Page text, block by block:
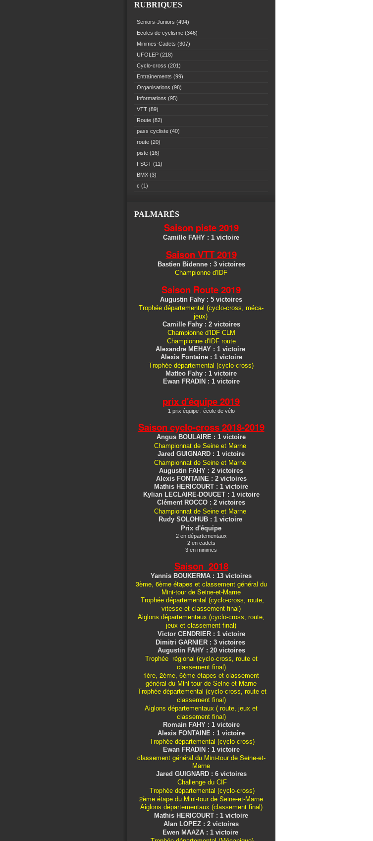
RUBRIQUES
Seniors-Juniors (494)
Ecoles de cyclisme (346)
Minimes-Cadets (307)
UFOLEP (218)
Cyclo-cross (201)
Entraînements (99)
Organisations (98)
Informations (95)
VTT (89)
Route (82)
pass cycliste (40)
route (20)
piste (16)
FSGT (11)
BMX (3)
c (1)
PALMARÈS
Saison piste 2019
Camille FAHY : 1 victoire
Saison VTT 2019
Bastien Bidenne : 3 victoires
Championne d'IDF
Saison Route 2019
Augustin Fahy : 5 victoires
Trophée départemental (cyclo-cross, méca-
jeux)
Camille Fahy : 2 victoires
Championne d'IDF CLM
Championne d'IDF route
Alexandre MEHAY : 1 victoire
Alexis Fontaine : 1 victoire
Trophée départemental (cyclo-cross)
Matteo Fahy : 1 victoire
Ewan FRADIN : 1 victoire
prix d'équipe 2019
1 prix équipe : école de vélo
Saison cyclo-cross2018-2019
Angus BOULAIRE : 1 victoire
Championnat de Seine et Marne
Jared GUIGNARD : 1 victoire
Championnat de Seine et Marne
Augustin FAHY : 2 victoires
Alexis FONTAINE : 2 victoires
Mathis HERICOURT : 1 victoire
Kylian LECLAIRE-DOUCET : 1 victoire
Clément ROCCO : 2 victoires
Championnat de Seine et Marne
Rudy SOLOHUB : 1 victoire
Prix d'équipe
2 en départementaux
2 en cadets
3 en minimes
Saison 2018
Yannis BOUKERMA : 13 victoires
3ème, 6ème étapes et classement général du
Mini-tour de Seine-et-Marne
Trophée départemental (cyclo-cross, route,
vitesse et classement final)
Aiglons départementaux (cyclo-cross, route,
jeux et classement final)
Victor CENDRIER : 1 victoire
Dimitri GARNIER : 3 victoires
Augustin FAHY : 20 victoires
Trophée régional (cyclo-cross, route et
classement final)
1ère, 2ème, 6ème étapes et classement
général du Mini-tour de Seine-et-Marne
Trophée départemental (cyclo-cross, route et
classement final)
Aiglons départementaux ( route, jeux et
classement final)
Romain FAHY : 1 victoire
Alexis FONTAINE : 1 victoire
Trophée départemental (cyclo-cross)
Ewan FRADIN : 1 victoire
classement général du Mini-tour de Seine-et-
Marne
Jared GUIGNARD : 6 victoires
Challenge du CIF
Trophée départemental (cyclo-cross)
2ème étape du Mini-tour de Seine-et-Marne
Aiglons départementaux (classement final)
Mathis HERICOURT : 1 victoire
Alan LOPEZ : 2 victoires
Ewen MAAZA : 1 victoire